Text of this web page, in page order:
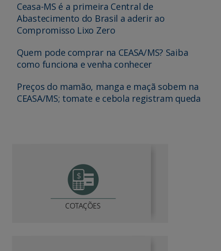
Ceasa-MS é a primeira Central de
Abastecimento do Brasil a aderir ao
Compromisso Lixo Zero
Quem pode comprar na CEASA/MS? Saiba
como funciona e venha conhecer
Preços do mamão, manga e maçã sobem na
CEASA/MS; tomate e cebola registram queda